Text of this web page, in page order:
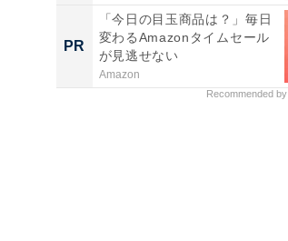
PR
「今日の目玉商品は？」毎日
変わるAmazonタイムセール
が見逃せない
Amazon
Recommended by